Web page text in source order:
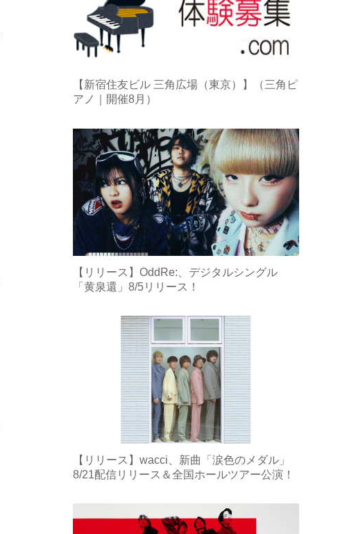
【新宿住友ビル 三角広場（東京）】（三角ピ
アノ｜開催8月）
【リリース】OddRe:、デジタルシングル
「黄泉還」8/5リリース！
【リリース】wacci、新曲「涙色のメダル」
8/21配信リリース＆全国ホールツアー公演！